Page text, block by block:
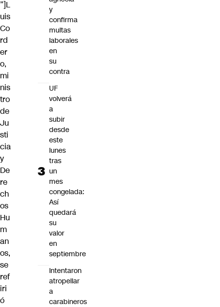
”]L
uis
Co
rd
er
o,
mi
nis
tro
de
Ju
sti
cia
y
De
re
ch
os
Hu
m
an
os,
se
ref
iri
ó
y
confirma
multas
laborales
en
su
contra
UF
volverá
a
subir
desde
este
lunes
tras
un
mes
congelada:
Así
quedará
su
valor
en
septiembre
Intentaron
atropellar
a
carabineros